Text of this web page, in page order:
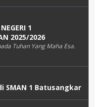
1
2025/2026
Tuhan Yang Maha Esa.
SMAN 1 Batusangkar